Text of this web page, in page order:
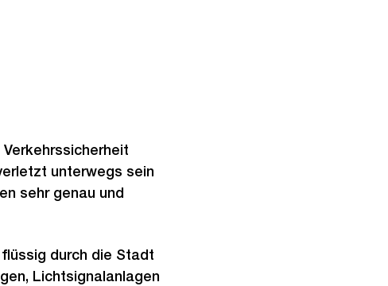
unterwegs sein
sehr genau und
durch die Stadt
Lichtsignalanlagen